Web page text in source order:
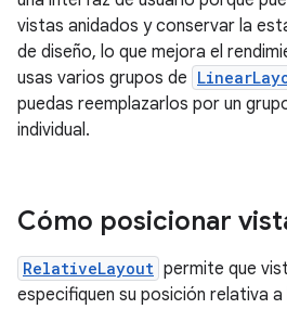
vistas anidados y conservar la
de diseño, lo que mejora el
usas varios grupos de
puedas reemplazarlos por un
individual.
Cómo posicionar
RelativeLayout permite que
especifiquen su posición relativa